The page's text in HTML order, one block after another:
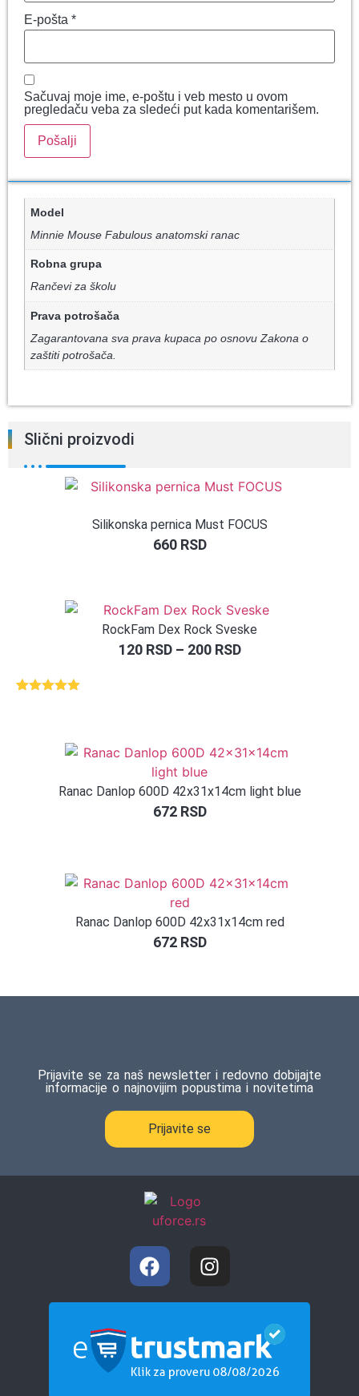
E-pošta *
Sačuvaj moje ime, e-poštu i veb mesto u ovom
pregledaču veba za sledeći put kada komentarišem.
Model
Minnie Mouse Fabulous anatomski ranac
Robna grupa
Rančevi za školu
Prava potrošača
Zagarantovana sva prava kupaca po osnovu Zakona o
zaštiti potrošača.
Slični proizvodi
Silikonska pernica Must FOCUS
660 RSD
RockFam Dex Rock Sveske
120 RSD – 200 RSD
Ranac Danlop 600D 42x31x14cm light blue
672 RSD
Ranac Danlop 600D 42x31x14cm red
672 RSD
Prijavite se za naš newsletter i redovno dobijajte
informacije o najnovijim popustima i novitetima
Prijavite se